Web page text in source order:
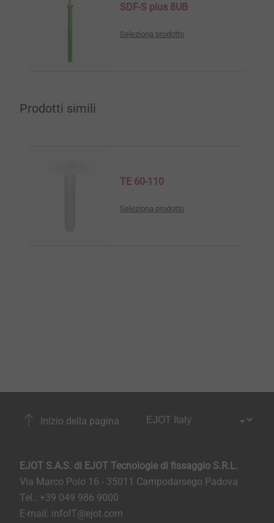
SDF-S plus 8UB
Seleziona prodotto
Prodotti simili
TE 60-110
Seleziona prodotto
Inizio della pagina
EJOT S.A.S. di EJOT Tecnologie di fissaggio S.R.L.
Via Marco Polo 16 - 35011 Campodarsego Padova
Tel.: +39 049 986 9000
E-mail: infoIT@ejot.com